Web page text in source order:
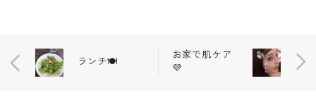
ランチ🍽️
お家で肌ケア
💜